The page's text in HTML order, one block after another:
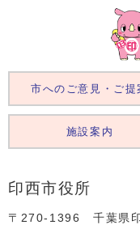
印西市役所
〒270-1396 千葉県
市へのご意見・ご提
施設案内